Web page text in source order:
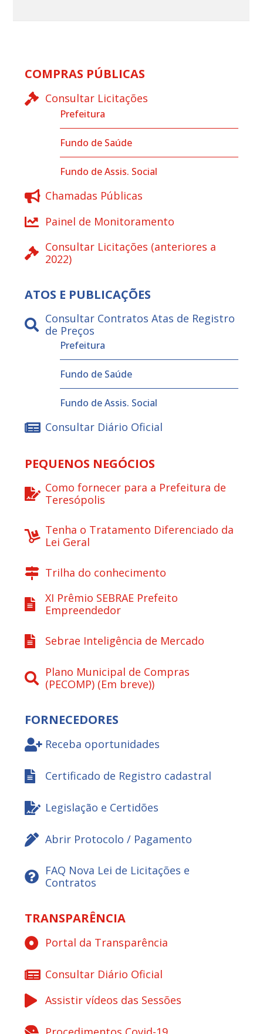
COMPRAS PÚBLICAS
Consultar Licitações
Prefeitura
Fundo de Saúde
Fundo de Assis. Social
Chamadas Públicas
Painel de Monitoramento
Consultar Licitações (anteriores a
2022)
ATOS E PUBLICAÇÕES
Consultar Contratos Atas de Registro
de Preços
Prefeitura
Fundo de Saúde
Fundo de Assis. Social
Consultar Diário Oficial
PEQUENOS NEGÓCIOS
Como fornecer para a Prefeitura de
Teresópolis
Tenha o Tratamento Diferenciado da
Lei Geral
Trilha do conhecimento
XI Prêmio SEBRAE Prefeito
Empreendedor
Sebrae Inteligência de Mercado
Plano Municipal de Compras
(PECOMP) (Em breve))
FORNECEDORES
Receba oportunidades
Certificado de Registro cadastral
Legislação e Certidões
Abrir Protocolo / Pagamento
FAQ Nova Lei de Licitações e
Contratos
TRANSPARÊNCIA
Portal da Transparência
Consultar Diário Oficial
Assistir vídeos das Sessões